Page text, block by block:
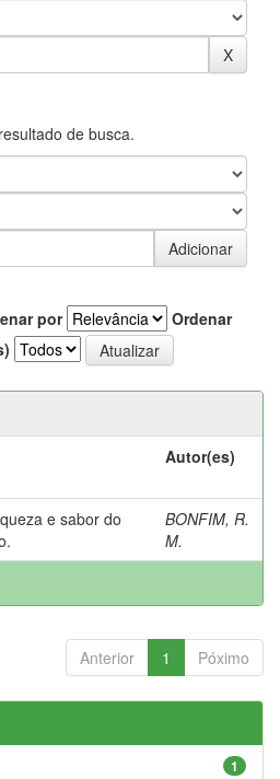
de busca.
por
Ordenar
Autor(es)
e sabor do
BONFIM, R.
M.
Anterior 1 Póximo
1